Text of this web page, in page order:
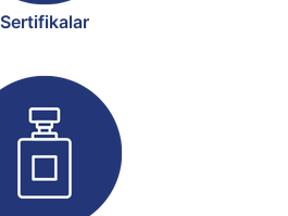
Sertifikalar